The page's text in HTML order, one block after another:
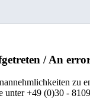
/ An
zu
unter +49 (0)30 -